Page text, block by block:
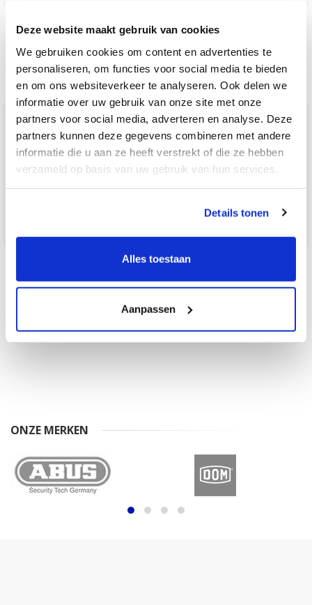
Deze website maakt gebruik van cookies
We gebruiken cookies om content en advertenties te
personaliseren, om functies voor social media te bieden
en om ons websiteverkeer te analyseren. Ook delen we
informatie over uw gebruik van onze site met onze
partners voor social media, adverteren en analyse. Deze
partners kunnen deze gegevens combineren met andere
informatie die u aan ze heeft verstrekt of die ze hebben
verzameld op basis van uw gebruik van hun services.
Details tonen
Alles toestaan
Aanpassen
Price
€ 269,95€ 354,00
Sleutelkast Protector Key 40 sleutels
Price
€ 159,95 € 208,00
ONZE MERKEN